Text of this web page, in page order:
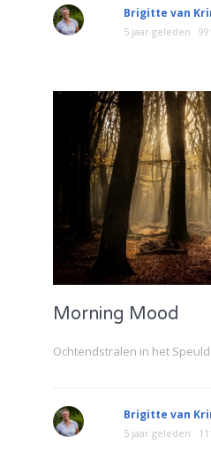
Brigitte van
5 jaar geleden
Morning Mood
Ochtendstralen in het
Brigitte van
5 jaar geleden